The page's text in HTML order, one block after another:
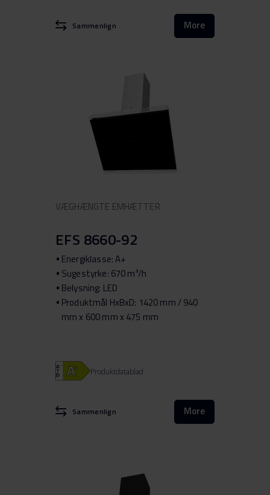
Sammenlign More
VÆGHÆNGTE EMHÆTTER
EFS 8660-92
Sammenlign More
Energiklasse: A+
Sugestyrke: 670 m³/h
Belysning: LED
Produktmål HxBxD: 1420 mm / 940
mm x 600 mm x 475 mm
Produktdatablad